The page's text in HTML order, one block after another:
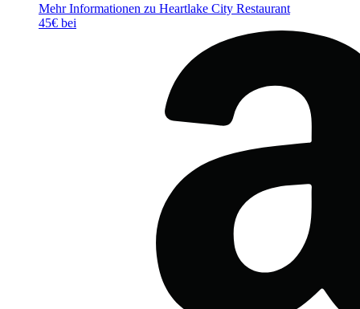
Mehr Informationen zu Heartlake City Restaurant
45€ bei